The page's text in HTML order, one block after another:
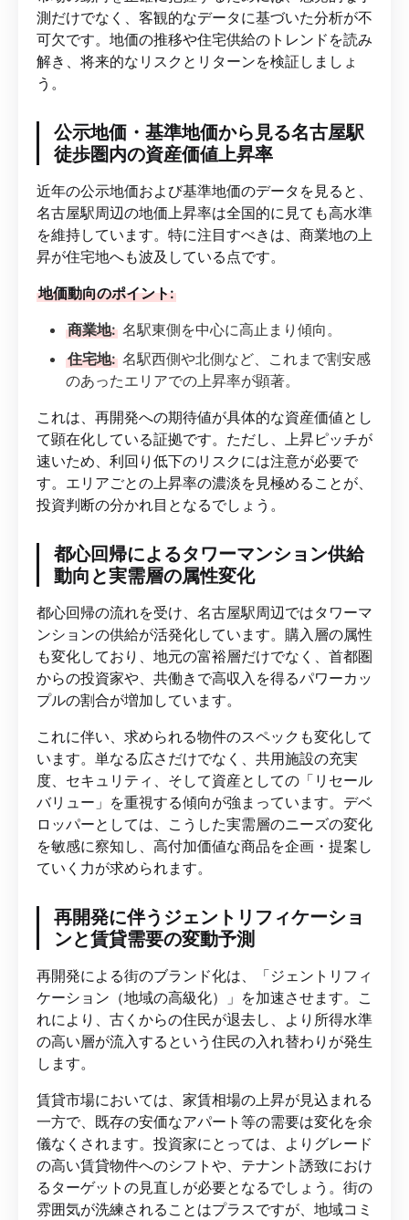
測だけでなく、客観的なデータに基づいた分析が不
可欠です。地価の推移や住宅供給のトレンドを読み
解き、将来的なリスクとリターンを検証しましょ
う。
公示地価・基準地価から見る名古屋駅
徒歩圏内の資産価値上昇率
近年の公示地価および基準地価のデータを見ると、
名古屋駅周辺の地価上昇率は全国的に見ても高水準
を維持しています。特に注目すべきは、商業地の上
昇が住宅地へも波及している点です。
地価動向のポイント:
商業地: 名駅東側を中心に高止まり傾向。
住宅地: 名駅西側や北側など、これまで割安感
のあったエリアでの上昇率が顕著。
これは、再開発への期待値が具体的な資産価値とし
て顕在化している証拠です。ただし、上昇ピッチが
速いため、利回り低下のリスクには注意が必要で
す。エリアごとの上昇率の濃淡を見極めることが、
投資判断の分かれ目となるでしょう。
都心回帰によるタワーマンション供給
動向と実需層の属性変化
都心回帰の流れを受け、名古屋駅周辺ではタワーマ
ンションの供給が活発化しています。購入層の属性
も変化しており、地元の富裕層だけでなく、首都圏
からの投資家や、共働きで高収入を得るパワーカッ
プルの割合が増加しています。
これに伴い、求められる物件のスペックも変化して
います。単なる広さだけでなく、共用施設の充実
度、セキュリティ、そして資産としての「リセール
バリュー」を重視する傾向が強まっています。デベ
ロッパーとしては、こうした実需層のニーズの変化
を敏感に察知し、高付加価値な商品を企画・提案し
ていく力が求められます。
再開発に伴うジェントリフィケーショ
ンと賃貸需要の変動予測
再開発による街のブランド化は、「ジェントリフィ
ケーション（地域の高級化）」を加速させます。こ
れにより、古くからの住民が退去し、より所得水準
の高い層が流入するという住民の入れ替わりが発生
します。
賃貸市場においては、家賃相場の上昇が見込まれる
一方で、既存の安価なアパート等の需要は変化を余
儀なくされます。投資家にとっては、よりグレード
の高い賃貸物件へのシフトや、テナント誘致におけ
るターゲットの見直しが必要となるでしょう。街の
雰囲気が洗練されることはプラスですが、地域コミ